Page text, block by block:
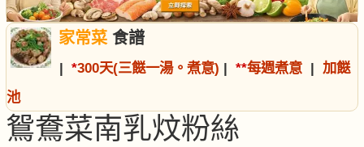
家常菜食譜
| *300天(三餸一湯。煮意) | **每週煮意 | 加餸
池
鴛鴦菜南乳炆粉絲